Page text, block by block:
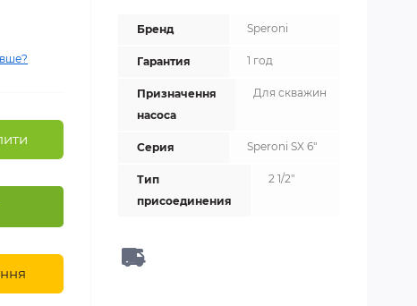
Бренд Speroni
Гарантия 1 год
Призначення
насоса
Для скважин
Серия Speroni SX 6"
Тип
присоединения
2 1/2"